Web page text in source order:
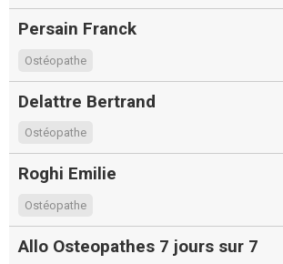
Persain Franck
Ostéopathe
Delattre Bertrand
Ostéopathe
Roghi Emilie
Ostéopathe
Allo Osteopathes 7 jours sur 7